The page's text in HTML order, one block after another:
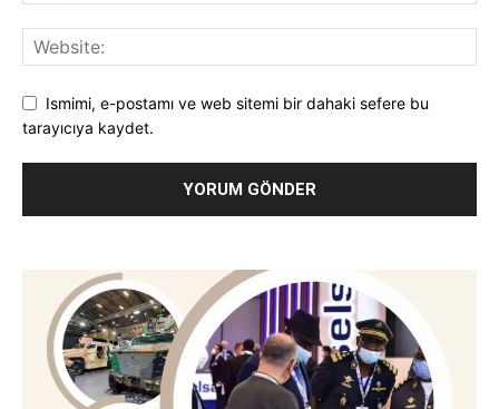
Ismimi, e-postamı ve web sitemi bir dahaki sefere bu
tarayıcıya kaydet.